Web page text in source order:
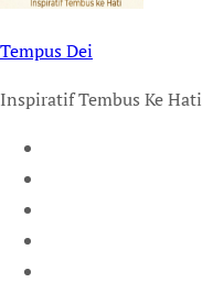
Tempus Dei
Inspiratif Tembus Ke Hati